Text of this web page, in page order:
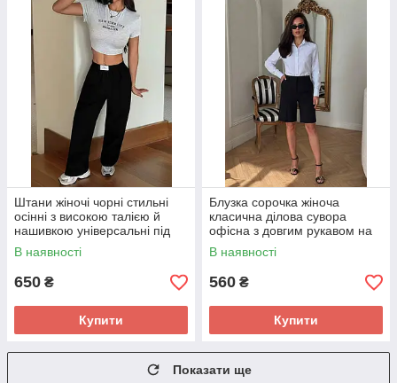
Штани жіночі чорні стильні
осінні з високою талією й
нашивкою універсальні під
спорт і класику
В наявності
650 ₴
Купити
Блузка сорочка жіноча
класична ділова сувора
офісна з довгим рукавом на
кнопках розміри 42-52
В наявності
560 ₴
Купити
Показати ще